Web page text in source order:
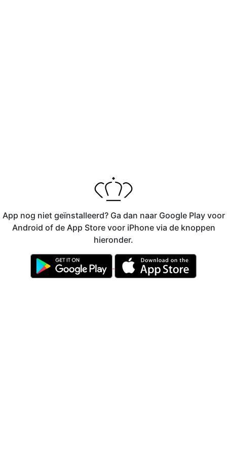
App nog niet geïnstalleerd? Ga dan naar Google Play voor
Android of de App Store voor iPhone via de knoppen
hieronder.